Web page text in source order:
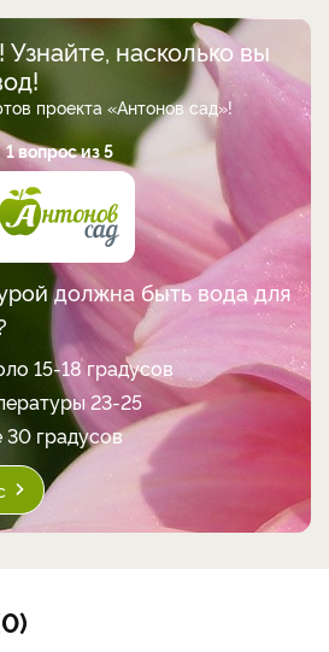
насколько вы
проекта «Антонов сад»!
1 вопрос из 5
должна быть вода для
15-18 градусов
23-25
30 градусов